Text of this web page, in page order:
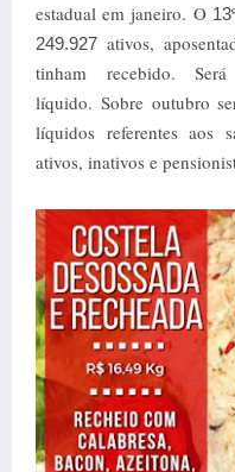
estadual em janeiro. O 13
249.927 ativos,
tinham recebido.
líquido. Sobre outubro
líquidos referentes aos
ativos, inativos e